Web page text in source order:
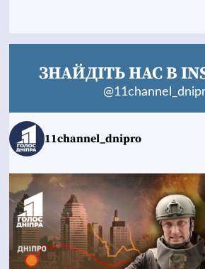
ЗНАЙДІТЬ НАС В
11channel_dnipro